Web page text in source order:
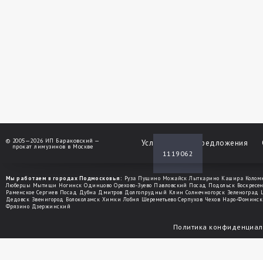
Услуги Спецпредложения
1119062
© 2005—2026 ИП Бараковский —
прокат лимузинов в Москве
Мы работаем в городах Подмосковья: Руза Пущино Можайск Лыткарино Кашира
Люберцы Мытищи Ногинск Одинцово Орехово-Зуево Павловский Посад Подольск
Раменское Сергиев Посад Дубна Дмитров Долгопрудный Клин Солнечногорск Зеленоград
Дедовск Звенигород Волоколамск Химки Лобня Шереметьево Серпухов Чехов Наро-Фоминск
Фрязино Дзержинский
Политика